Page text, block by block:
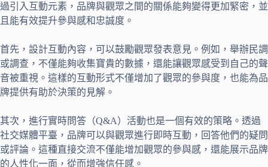
過引入互動元素，品牌與觀眾之間的關係能夠變得更加緊密，並
且能有效提升參與感和忠誠度。
首先，設計互動內容，可以鼓勵觀眾發表意見。例如，舉辦民調
或調查，不僅能夠收集寶貴的數據，還能讓觀眾感受到自己的聲
音被重視。這樣的互動形式不僅增加了觀眾的參與度，也能為品
牌提供有助於決策的見解。
其次，進行實時問答（Q&A）活動也是一個有效的策略。透過
社交媒體平臺，品牌可以與觀眾進行即時互動，回答他們的疑問
或評論。這種直接交流不僅能增加觀眾的參與感，還能展示品牌
的人性化一面，從而增強信任感。